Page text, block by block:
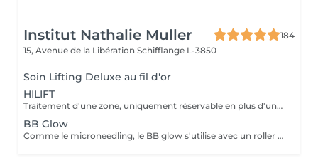
Institut Nathalie Muller
184
15, Avenue de la Libération Schifflange L-3850
Soin Lifting Deluxe au fil d'or
HILIFT
Traitement d'une zone, uniquement réservable en plus d'un soin nettoyant HILIFT : appareil haute technologie combinant la cryothérapie et la radiofréquence dernière génération. Pour une peau liftée, raffermie, réduit les poches et cernes, élimine résultats durables
BB Glow
Comme le microneedling, le BB glow s'utilise avec un roller ou un stylo doté de nano-aiguilles plus fines qui font pénétrer un sérum, cette fois-ci teinté. Compatible à tout profil cutané, ce soin esthétique permet de masquer les imperfections, d'unifier le teint et d'hydrater la peau.